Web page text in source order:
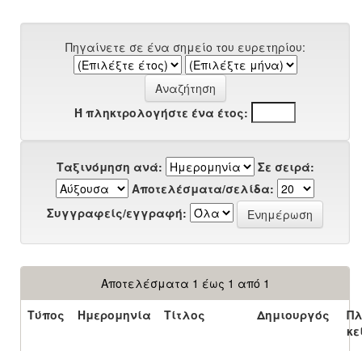
Πηγαίνετε σε ένα σημείο του ευρετηρίου:
Ή πληκτρολογήστε ένα έτος:
Ταξινόμηση ανά:
Σε σειρά:
Αποτελέσματα/σελίδα:
Συγγραφείς/εγγραφή:
Αποτελέσματα 1 έως 1 από 1
Τύπος
Ημερομηνία Τίτλος Δημιουργός